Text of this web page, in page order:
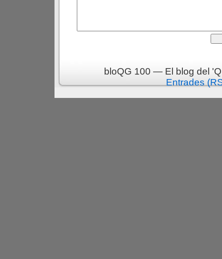
bloQG 100 — El blog del
Entrades